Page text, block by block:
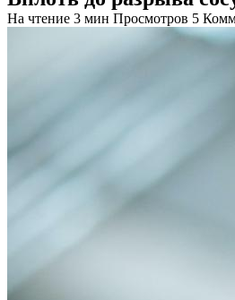
На чтение 3 мин Просмотров 5